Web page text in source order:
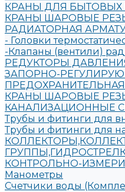
КРАНЫ ДЛЯ
КРАНЫ ШАРОВЫЕ
РАДИАТОРНАЯ
- Головки
-Клапаны (вентили)
РЕДУКТОРЫ
ЗАПОРНО-
КРАНЫ ШАРОВЫЕ
КАНАЛИЗАЦИОННЫЕ
Трубы и фитинги для
Трубы и фитинги для
КОНТРОЛЬНО-
Манометры
Счетчики воды